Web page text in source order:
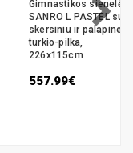
sienelė
L PASTEL su
ir palapine,
pilka,